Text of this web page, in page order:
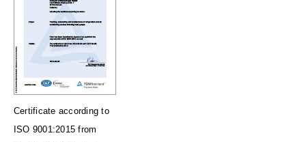
Certificate according to
ISO 9001:2015 from